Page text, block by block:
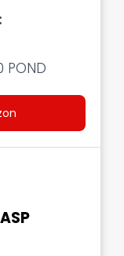
:
POND